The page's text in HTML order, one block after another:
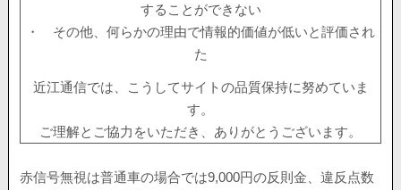
することができない
・ その他、何らかの理由で情報的価値が低いと評価され
た
近江通信では、こうしてサイトの品質保持に努めていま
す。
ご理解とご協力をいただき、ありがとうございます。
赤信号無視は普通車の場合では9,000円の反則金、違反点数